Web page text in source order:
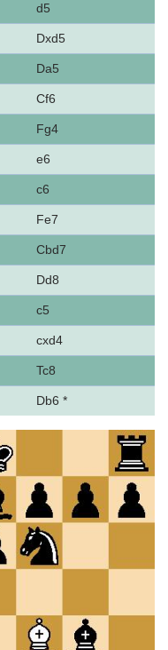
d5
Dxd5
Da5
Cf6
Fg4
e6
c6
Fe7
Cbd7
Dd8
c5
cxd4
Tc8
Db6 *